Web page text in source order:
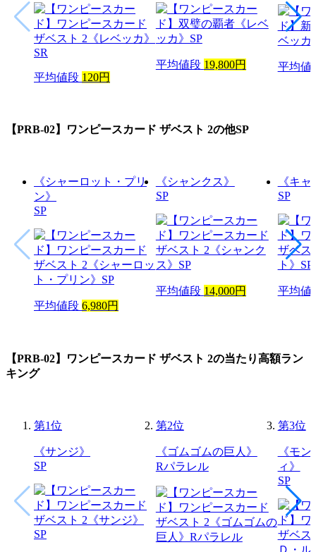
平均値段 120円
平均値段 19,800円 平均値
【PRB-02】ワンピースカード ザベスト 2の他SP
《シャーロット・プリ
ン》
SP
平均値段 6,980円
《シャンクス》
SP
平均値段 14,000円
《キ
SP
平均値
【PRB-02】ワンピースカード ザベスト 2の当たり高額ラン
キング
第1位
《サンジ》
SP
第2位
《ゴムゴムの巨人》
Rパラレル
第3位
《モ
ィ》
SP